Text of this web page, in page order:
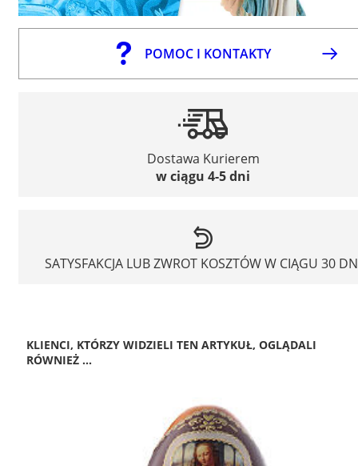
POMOC I KONTAKTY
Dostawa Kurierem
w ciągu 4-5 dni
SATYSFAKCJA LUB ZWROT KOSZTÓW W CIĄGU 30
KLIENCI, KTÓRZY WIDZIELI TEN ARTYKUŁ, OGLĄDALI
RÓWNIEŻ ...